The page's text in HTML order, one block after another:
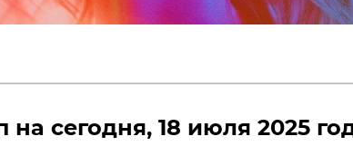
на сегодня, 18 июля 2025